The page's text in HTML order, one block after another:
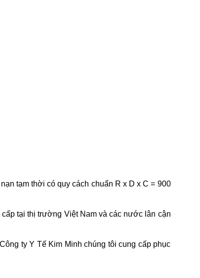
tạm thời có quy cách chuẩn R x D x C = 900
tại thị trường Việt Nam và các nước lân cận
ty Y Tế Kim Minh chúng tôi cung cấp phục